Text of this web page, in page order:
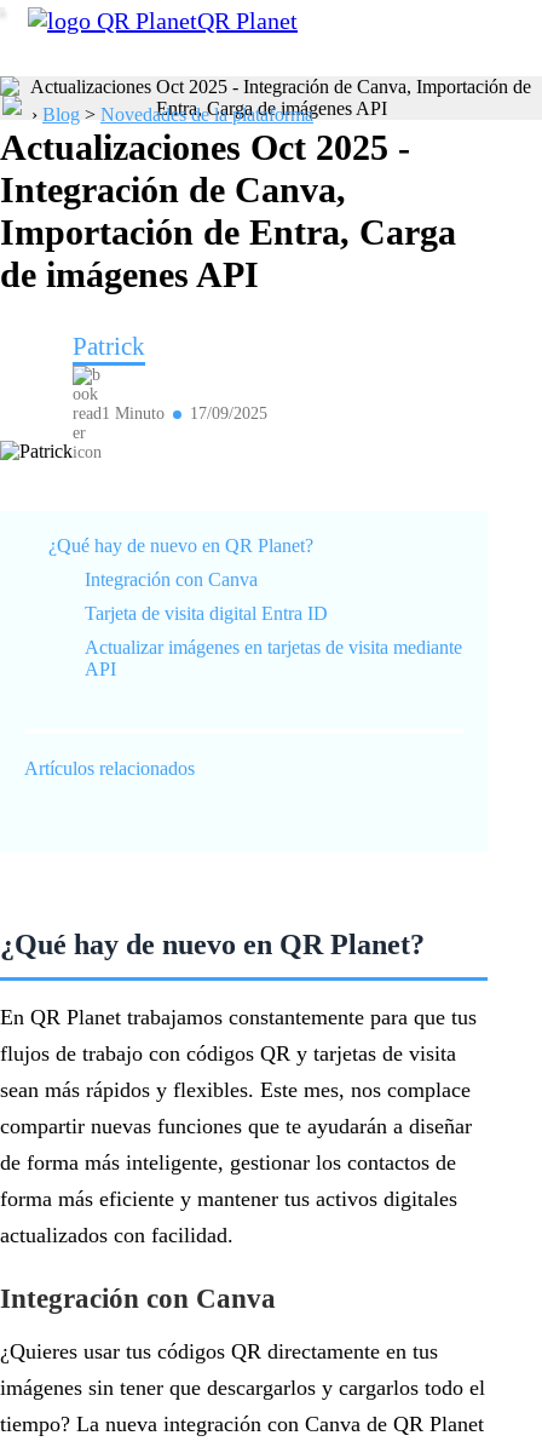
QR Planet
› Blog > Novedades de la plataforma
Actualizaciones Oct 2025 -
Integración de Canva,
Importación de Entra, Carga
de imágenes API
Patrick
1 Minuto 17/09/2025
¿Qué hay de nuevo en QR Planet?
Integración con Canva
Tarjeta de visita digital Entra ID
Actualizar imágenes en tarjetas de visita mediante
API
Artículos relacionados
¿Qué hay de nuevo en QR Planet?
En QR Planet trabajamos constantemente para que tus
flujos de trabajo con códigos QR y tarjetas de visita
sean más rápidos y flexibles. Este mes, nos complace
compartir nuevas funciones que te ayudarán a diseñar
de forma más inteligente, gestionar los contactos de
forma más eficiente y mantener tus activos digitales
actualizados con facilidad.
Integración con Canva
¿Quieres usar tus códigos QR directamente en tus
imágenes sin tener que descargarlos y cargarlos todo el
tiempo? La nueva integración con Canva de QR Planet